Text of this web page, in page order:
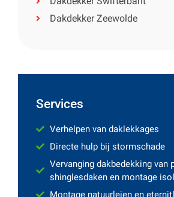
Dakdekker Zeewolde
Services
Verhelpen van daklekkages
Directe hulp bij stormschade
Vervanging dakbedekking van
shinglesdaken en montage